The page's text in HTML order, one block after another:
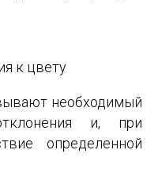
к цвету
необходимый
и, при
определенной